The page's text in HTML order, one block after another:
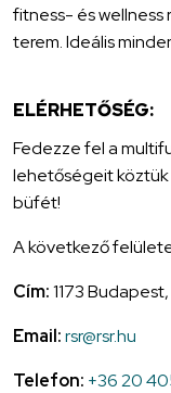
fitness- és wellness
terem. Ideális
ELÉRHETŐSÉG:
Fedezze fel a
lehetőségeit
büfét!
A következő
Cím:1173
Email:rsr@rsr.hu
Telefon: +36 20